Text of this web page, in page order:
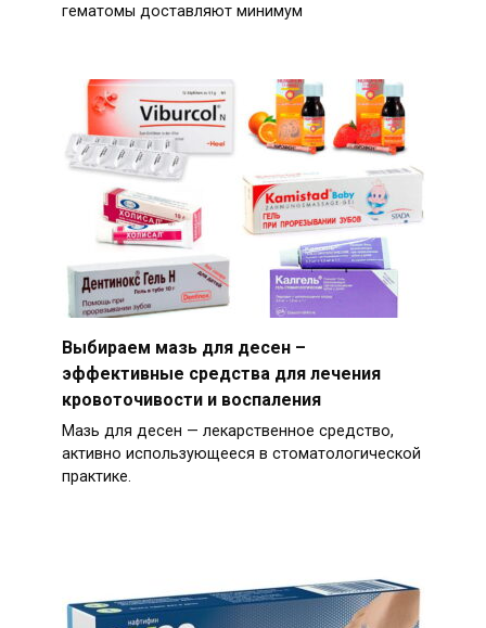
гематомы доставляют минимум
Выбираем мазь для десен –
эффективные средства для лечения
кровоточивости и воспаления
Мазь для десен — лекарственное средство,
активно использующееся в стоматологической
практике.